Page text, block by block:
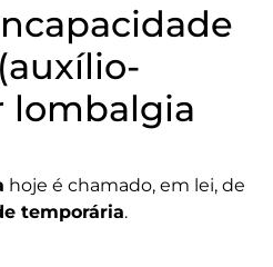
lombalgia
hoje é chamado, em lei, de
temporária.